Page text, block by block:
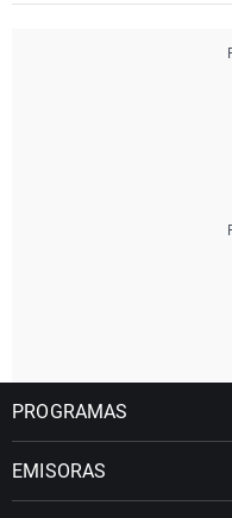
PROGRAMAS
EMISORAS